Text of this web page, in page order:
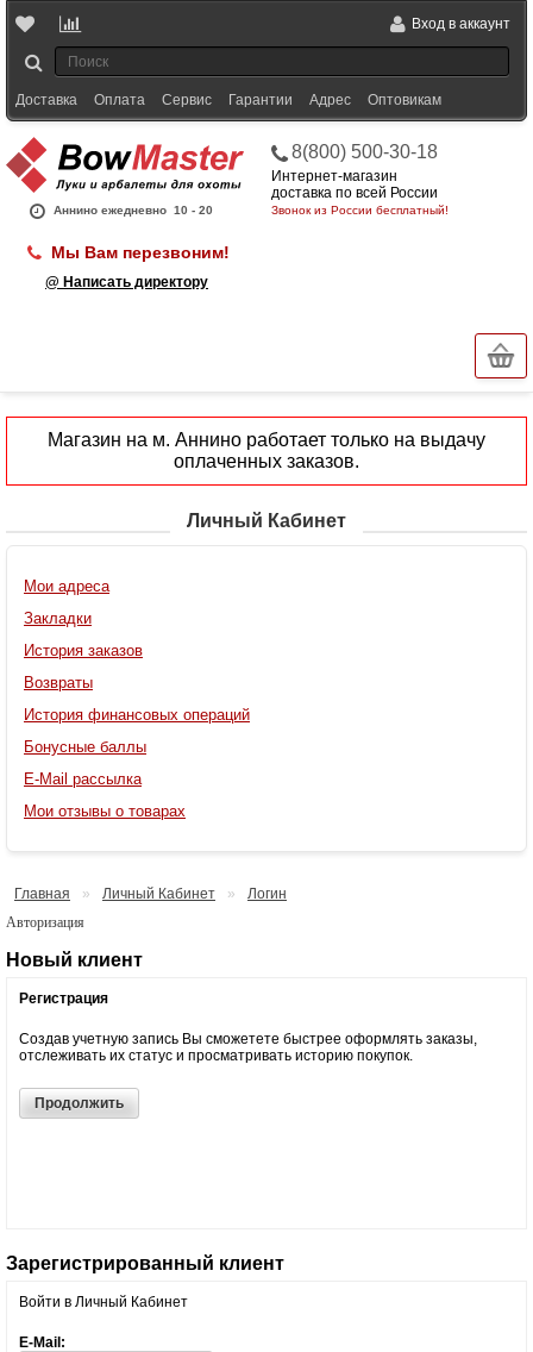
Вход в аккаунт
Доставка Оплата Сервис Гарантии Адрес Оптовикам
Аннино ежедневно 10 - 20
8(800) 500-30-18
Интернет-магазин
доставка по всей России
Звонок из России бесплатный!
Мы Вам перезвоним!
@ Написать директору
Магазин на м. Аннино работает только на выдачу
оплаченных заказов.
Личный Кабинет
Мои адреса
Закладки
История заказов
Возвраты
История финансовых операций
Бонусные баллы
E-Mail рассылка
Мои отзывы о товарах
Главная » Личный Кабинет »
Логин
Авторизация
Новый клиент
Регистрация
Создав учетную запись Вы сможетете быстрее оформлять заказы,
отслеживать их статус и просматривать историю покупок.
Продолжить
Зарегистрированный клиент
Войти в Личный Кабинет
E-Mail: